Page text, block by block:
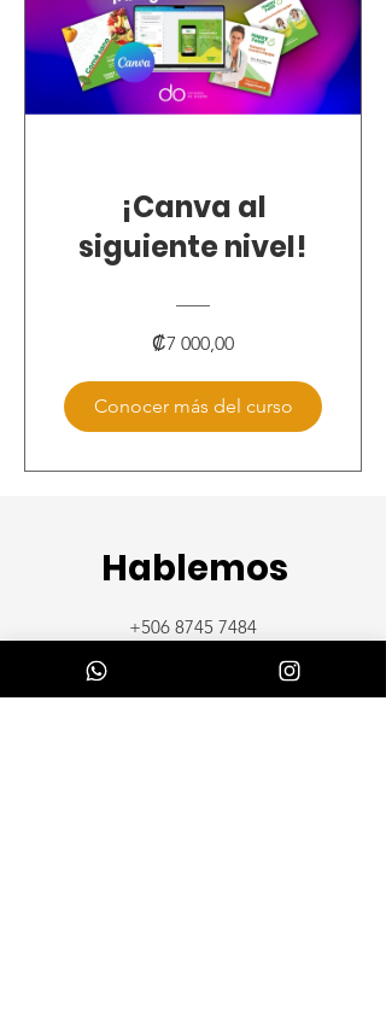
¡Canva al
siguiente nivel!
₡7 000,00
Conocer más del curso
Hablemos
+506 8745 7484
Nombre *